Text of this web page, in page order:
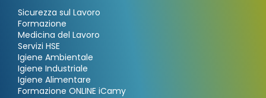
Sicurezza sul Lavoro
Formazione
Medicina del Lavoro
Servizi HSE
Igiene Ambientale
Igiene Industriale
Igiene Alimentare
Formazione ONLINE iCamy